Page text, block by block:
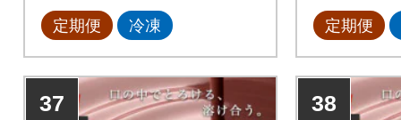
定期便 冷凍 定期便
37 38